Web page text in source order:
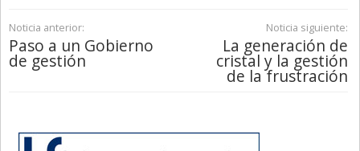
Noticia anterior:
Paso a un Gobierno
de gestión
Noticia siguiente:
La generación de
cristal y la gestión
de la frustración